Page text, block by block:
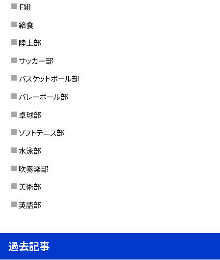
Ｆ組
給食
陸上部
サッカー部
バスケットボール部
バレーボール部
卓球部
ソフトテニス部
水泳部
吹奏楽部
美術部
英語部
過去記事